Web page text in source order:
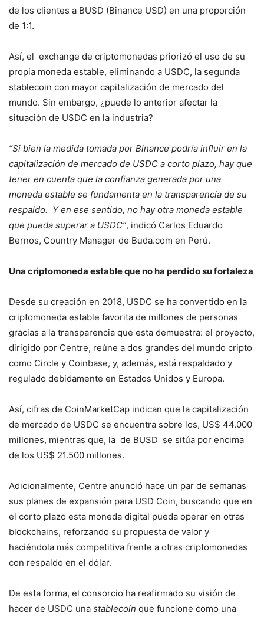
de los clientes a BUSD (Binance USD) en una proporción
de 1:1.
Así, el exchange de criptomonedas priorizó el uso de su
propia moneda estable, eliminando a USDC, la segunda
stablecoin con mayor capitalización de mercado del
mundo. Sin embargo, ¿puede lo anterior afectar la
situación de USDC en la industria?
“Si bien la medida tomada por Binance podría influir en la
capitalización de mercado de USDC a corto plazo, hay que
tener en cuenta que la confianza generada por una
moneda estable se fundamenta en la transparencia de su
respaldo. Y en ese sentido, no hay otra moneda estable
que pueda superar a USDC”, indicó Carlos Eduardo
Bernos, Country Manager de Buda.com en Perú.
Una criptomoneda estable que no ha perdido su fortaleza
Desde su creación en 2018, USDC se ha convertido en la
criptomoneda estable favorita de millones de personas
gracias a la transparencia que esta demuestra: el proyecto,
dirigido por Centre, reúne a dos grandes del mundo cripto
como Circle y Coinbase, y, además, está respaldado y
regulado debidamente en Estados Unidos y Europa.
Así, cifras de CoinMarketCap indican que la capitalización
de mercado de USDC se encuentra sobre los, US$ 44.000
millones, mientras que, la de BUSD se sitúa por encima
de los US$ 21.500 millones.
Adicionalmente, Centre anunció hace un par de semanas
sus planes de expansión para USD Coin, buscando que en
el corto plazo esta moneda digital pueda operar en otras
blockchains, reforzando su propuesta de valor y
haciéndola más competitiva frente a otras criptomonedas
con respaldo en el dólar.
De esta forma, el consorcio ha reafirmado su visión de
hacer de USDC una stablecoin que funcione como una